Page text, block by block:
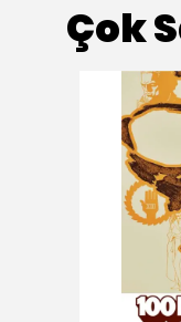
Çok